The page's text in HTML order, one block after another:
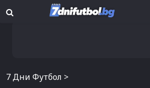
7 Дни Футбол >